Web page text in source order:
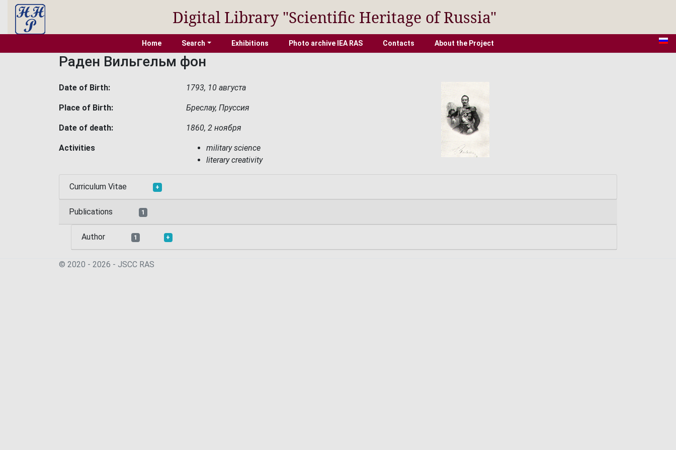
Digital Library "Scientific Heritage of Russia"
Home Search Exhibitions Photo archive IEA RAS Contacts About the Project
Раден Вильгельм фон
Date of Birth: 1793, 10 августа
Place of Birth: Бреслау, Пруссия
Date of death: 1860, 2 ноября
Activities
military science
literary creativity
Curriculum Vitae +
Publications 1
Author 1 +
© 2020 - 2026 - JSСC RAS